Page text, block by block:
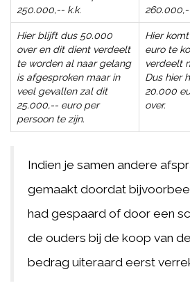
250.000,-- k.k.
Hier blijft dus 50.000
over en dit dient verdeelt
te worden al naar gelang
is afgesproken maar in
veel gevallen zal dit
25.000,-- euro per
persoon te zijn.
Hier
euro te
verdeelt
Dus hier
20.000
over.
Indien je samen andere
gemaakt doordat
had gespaard of door een
de ouders bij de koop van
bedrag uiteraard eerst